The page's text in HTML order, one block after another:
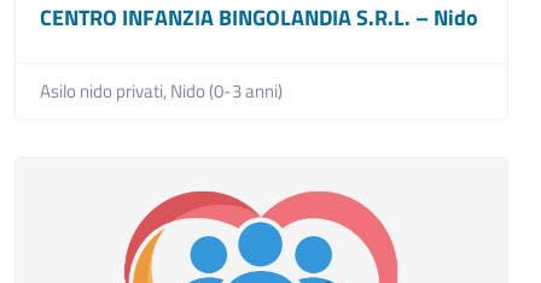
CENTRO INFANZIA BINGOLANDIA S.R.L. – Nido
Asilo nido privati,Nido (0-3 anni)